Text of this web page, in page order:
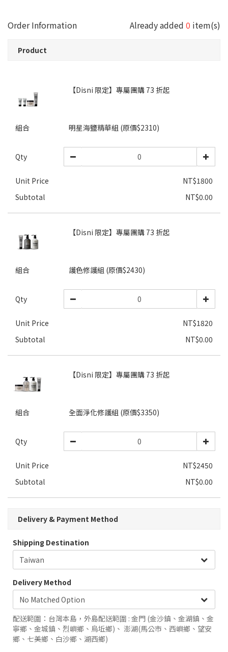
Order Information Already added 0 item(s)
Product
【Disni 限定】專屬團購 73 折起
組合 明星海鹽精華組 (原價$2310)
Qty
Unit Price
NT$1800
Subtotal
NT$0.00
【Disni 限定】專屬團購 73 折起
組合 護色修護組 (原價$2430)
Qty
Unit Price
NT$1820
Subtotal
NT$0.00
【Disni 限定】專屬團購 73 折起
組合 全面淨化修護組 (原價$3350)
Qty
Unit Price
NT$2450
Subtotal
NT$0.00
Delivery & Payment Method
Shipping Destination
Delivery Method
配送範圍：台灣本島，外島配送範圍 : 金門 (金沙鎮、金湖鎮、金
寧鄉、金城鎮、烈嶼鄉、烏坵鄉)、 澎湖(馬公市、西嶼鄉、望安
鄉、七美鄉、白沙鄉、湖西鄉)